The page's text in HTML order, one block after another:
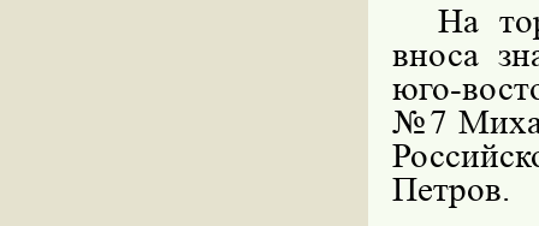
На
вноса
юго-
№7
Петров.